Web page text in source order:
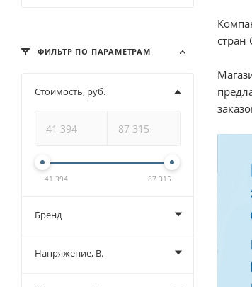
стран
ФИЛЬТР ПО ПАРАМЕТРАМ
Стоимость, руб.
41 394 87 315
Бренд
Напряжение, В.